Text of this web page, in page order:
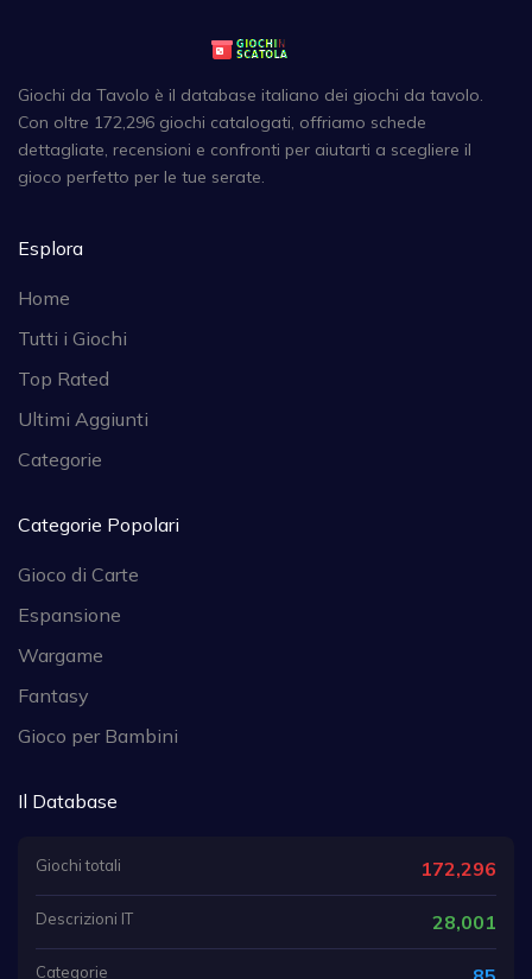
Giochi da Tavolo è il database italiano dei giochi da tavolo.
Con oltre 172,296 giochi catalogati, offriamo schede
dettagliate, recensioni e confronti per aiutarti a scegliere il
gioco perfetto per le tue serate.
Esplora
Home
Tutti i Giochi
Top Rated
Ultimi Aggiunti
Categorie
Categorie Popolari
Gioco di Carte
Espansione
Wargame
Fantasy
Gioco per Bambini
Il Database
Giochi totali 172,296
Descrizioni IT 28,001
Categorie